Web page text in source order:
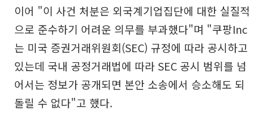
이어 "이 사건 처분은 외국계기업집단에 대한 실질적
으로 준수하기 어려운 의무를 부과했다"며 "쿠팡Inc
는 미국 증권거래위원회(SEC) 규정에 따라 공시하고
있는데 국내 공정거래법에 따라 SEC 공시 범위를 넘
어서는 정보가 공개되면 본안 소송에서 승소해도 되
돌릴 수 없다"고 했다.